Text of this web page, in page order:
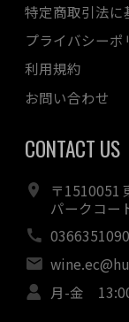
特定商取引法に
プライバシーポ
利用規約
お問い合わせ
CONTACT US
〒1510051
パークコー
0366351090
月-金